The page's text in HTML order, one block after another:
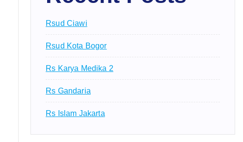
Rsud Ciawi
Rsud Kota Bogor
Rs Karya Medika 2
Rs Gandaria
Rs Islam Jakarta